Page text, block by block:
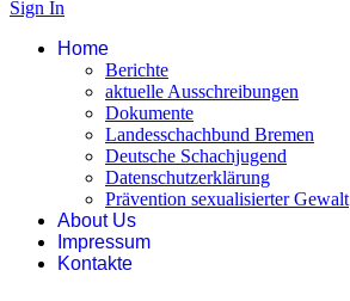
Sign In
Home
Berichte
aktuelle Ausschreibungen
Dokumente
Landesschachbund Bremen
Deutsche Schachjugend
Datenschutzerklärung
Prävention sexualisierter Gewalt
About Us
Impressum
Kontakte